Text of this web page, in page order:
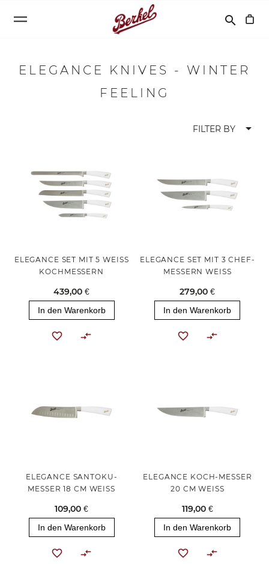
Suchen
search
ELEGANCE KNIVES - WINTER
FEELING
FILTER BY arrow_drop_down
ELEGANCE SET MIT 5 WEISS K
OCHMESSERN
439,00 €
In den Warenkorb
ELEGANCE SET MIT 3 CHEF-
MESSERN WEISS
279,00 €
In den Warenkorb
ELEGANCE SANTOKU-
MESSER 18 CM WEISS
109,00 €
In den Warenkorb
ELEGANCE KOCH-MESSER
20 CM WEISS
119,00 €
In den Warenkorb